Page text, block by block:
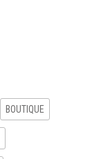
BOUTIQUE